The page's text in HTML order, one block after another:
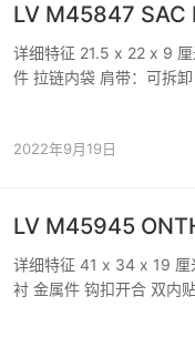
LV M45847 SAC
详细特征 21.5 x 22 x 9
件 拉链内袋 肩带：可拆
2022年9月19日
LV M45945
详细特征 41 x 34 x 19 厘
衬 金属件 钩扣开合 双内